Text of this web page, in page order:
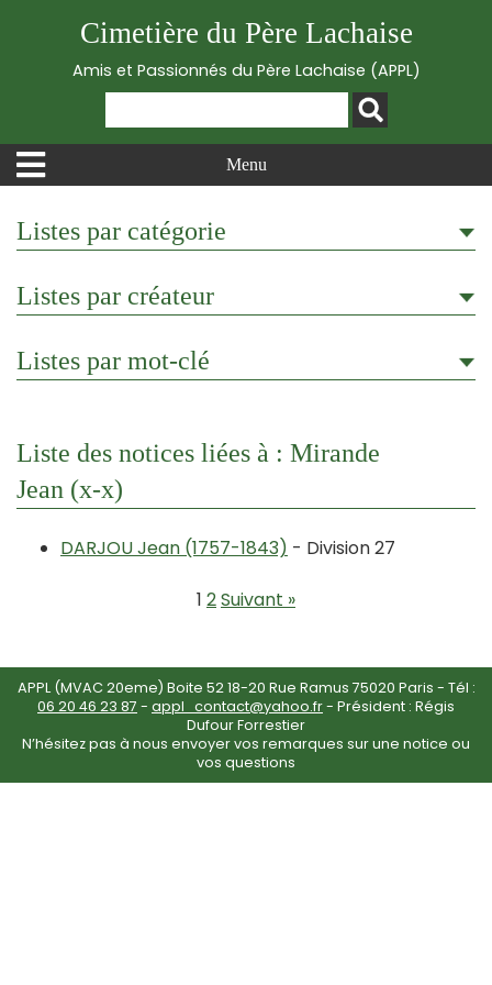
Cimetière du Père Lachaise
Amis et Passionnés du Père Lachaise (APPL)
Menu
Listes par catégorie
Listes par créateur
Listes par mot-clé
Liste des notices liées à : Mirande
Jean (x-x)
DARJOU Jean (1757-1843) - Division 27
1 2Suivant »
APPL (MVAC 20eme) Boite 52 18-20 Rue Ramus 75020 Paris - Tél :
06 20 46 23 87 - appl_contact@yahoo.fr- Président : Régis
Dufour Forrestier
N’hésitez pas à nous envoyer vos remarques sur une notice ou
vos questions